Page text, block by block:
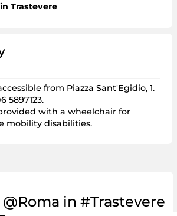
Trastevere
from Piazza Sant'Egidio, 1.
5897123.
with a wheelchair for
mobility disabilities.
in #Trastevere